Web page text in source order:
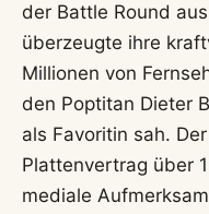
der Battle Round
überzeugte ihre
Millionen von
den Poptitan Dieter
als Favoritin sah.
Plattenvertrag über
mediale